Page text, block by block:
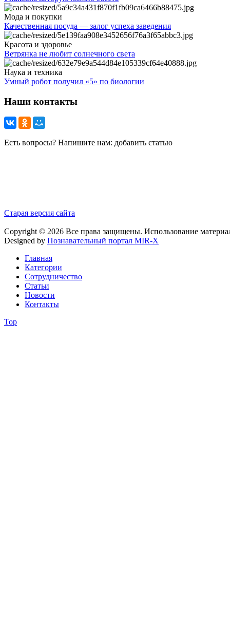
Мода и покупки
Качественная посуда — залог успеха заведения
Красота и здоровье
Ветрянка не любит солнечного света
Наука и техника
Умный робот получил «5» по биологии
Наши контакты
Есть вопросы? Напишите нам: добавить статью
Старая версия сайта
Copyright © 2026 Все права защищены. Использование
Designed by Познавательный портал MIR-X
Главная
Категории
Сотрудничество
Статьи
Новости
Контакты
Top